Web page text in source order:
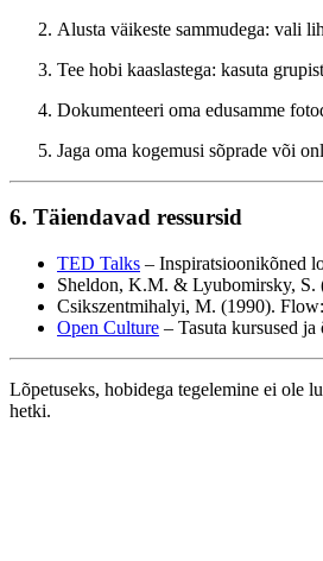
Alusta väikeste sammudega: vali
Tee hobi kaaslastega: kasuta
Dokumenteeri oma edusamme
Jaga oma kogemusi sõprade või
6. Täiendavad ressursid
TED Talks – Inspiratsioonikõned
Sheldon, K.M. & Lyubomirsky, S.
Csikszentmihalyi, M. (1990).
Open Culture – Tasuta kursused
Lõpetuseks, hobidega tegelemine ei ole
hetki.